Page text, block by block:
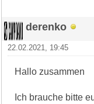
derenko
22.02.2021, 19:45
Hallo zusammen
Ich brauche bitte